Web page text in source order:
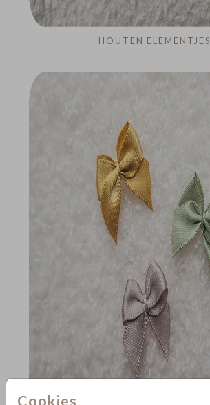
Cookies
HOUTEN ELEMENTJES